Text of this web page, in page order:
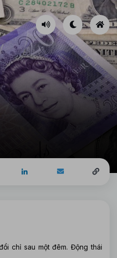
chỉ sau một đêm. Động thái